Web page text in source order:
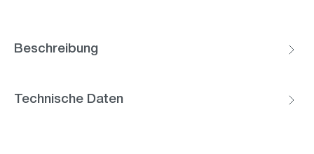
Beschreibung
Technische Daten